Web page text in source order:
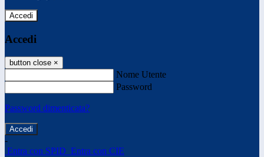
Accedi
Accedi
button close ×
Nome Utente
Password
Password dimenticata?
-
Entra con SPID Entra con CIE